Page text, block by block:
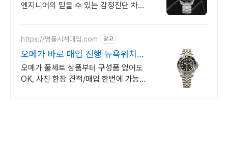
엔지니어의 믿을 수 있는 감정진단 차원
https://명품시계매입.com 광고
오메가 바로 매입 진행 뉴욕워치는
최고가 즉시 매입
오메가 풀세트 상품부터 구성품 없어도
OK, 사진 한장 견적/매입 한번에 가능